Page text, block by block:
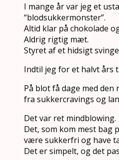
I mange år var jeg et
“blodsukkermonster”.
Altid klar på chokolade
Aldrig rigtig mæt.
Styret af et hidsigt
Indtil jeg for et halvt års
På blot få dage med
fra sukkercravings og
Det var ret mindblowing.
Det, som kom mest bag
være sukkerfri og have
Det er simpelt, og det